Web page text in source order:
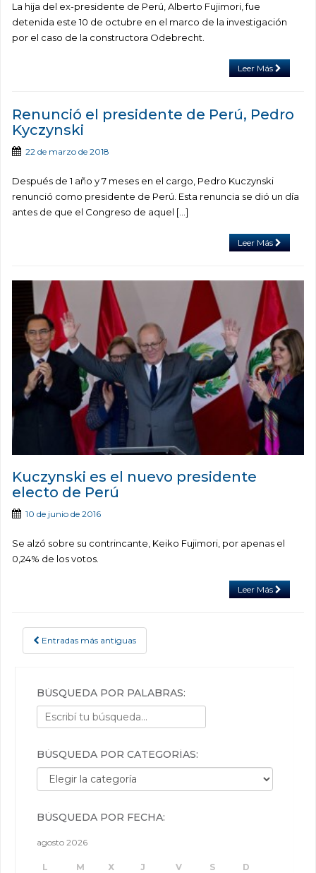
La hija del ex-presidente de Perú, Alberto Fujimori, fue
detenida este 10 de octubre en el marco de la investigación
por el caso de la constructora Odebrecht.
Leer Más
Renunció el presidente de Perú, Pedro
Kyczynski
22 de marzo de 2018
Después de 1 año y 7 meses en el cargo, Pedro Kuczynski
renunció como presidente de Perú. Esta renuncia se dió un día
antes de que el Congreso de aquel […]
Leer Más
Kuczynski es el nuevo presidente
electo de Perú
10 de junio de 2016
Se alzó sobre su contrincante, Keiko Fujimori, por apenas el
0,24% de los votos.
Leer Más
POSTS NAVIGATION
Entradas más antiguas
BÚSQUEDA POR PALABRAS:
BÚSQUEDA POR CATEGORÍAS:
Búsqueda por categorías:
BÚSQUEDA POR FECHA:
agosto 2026
L M X J V S D